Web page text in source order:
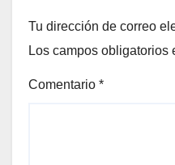
Tu dirección de correo
Los campos obligatorios
Comentario *